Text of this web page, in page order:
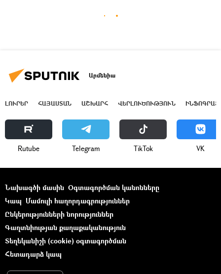
Արմենիա
ԼՈՒՐԵՐ ՀԱՅԱՍՏԱՆ ԱՇԽԱՐՀ ՎԵՐԼՈՒԾՈՒԹՅՈՒՆ
Rutube Telegram ТikТоk VK
Նախագծի մասին Օգտագործման կանոնները
Կապ Մամուլի հաղորդագրություններ
Ընկերությունների նորություններ
Գաղտնիության քաղաքականություն
Տեղեկանիշի (cookie) օգտագործման
Հետադարձ կապ